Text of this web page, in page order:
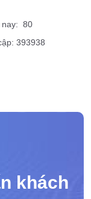
nay: 80
393938